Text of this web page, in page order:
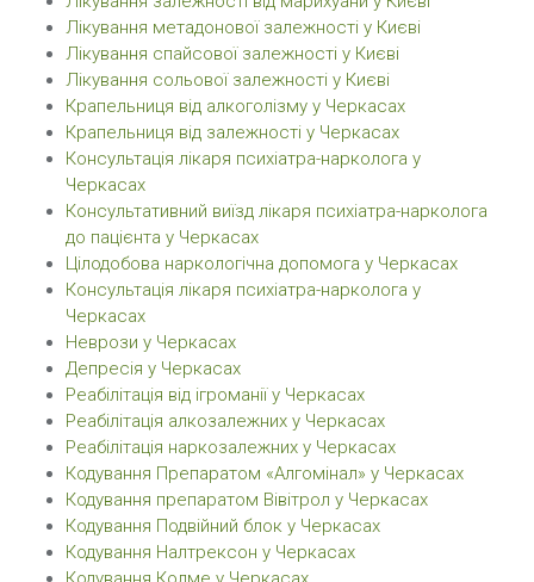
Лікування метадонової залежності у Києві
Лікування спайсової залежності у Києві
Лікування сольової залежності у Києві
Крапельниця від алкоголізму у Черкасах
Крапельниця від залежності у Черкасах
Консультація лікаря психіатра-нарколога у
Черкасах
Консультативний виїзд лікаря психіатра-нарколога
до пацієнта у Черкасах
Цілодобова наркологічна допомога у Черкасах
Консультація лікаря психіатра-нарколога у
Черкасах
Неврози у Черкасах
Депресія у Черкасах
Реабілітація від ігроманії у Черкасах
Реабілітація алкозалежних у Черкасах
Реабілітація наркозалежних у Черкасах
Кодування Препаратом «Алгомінал» у Черкасах
Кодування препаратом Вівітрол у Черкасах
Кодування Подвійний блок у Черкасах
Кодування Налтрексон у Черкасах